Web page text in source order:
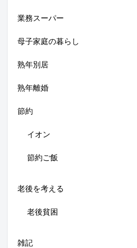
業務スーパー
母子家庭の暮らし
熟年別居
熟年離婚
節約
イオン
節約ご飯
老後を考える
老後貧困
雑記